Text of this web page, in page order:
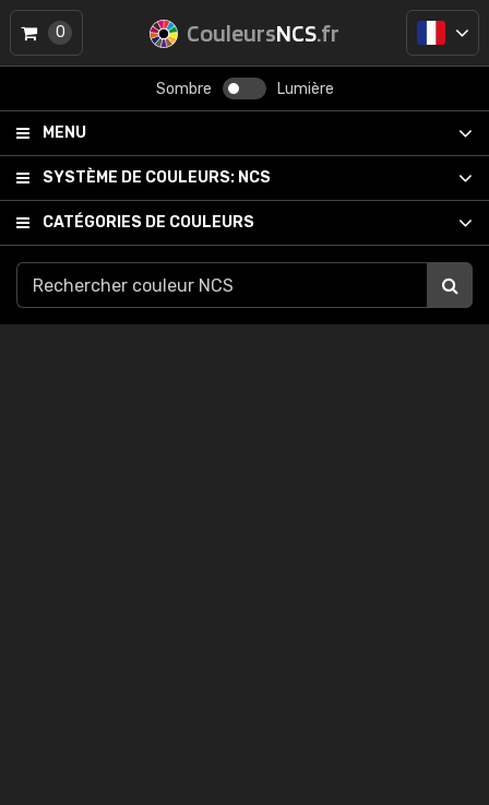
CouleursNCS.fr
Sombre Lumière
MENU
SYSTÈME DE COULEURS: NCS
CATÉGORIES DE COULEURS
0